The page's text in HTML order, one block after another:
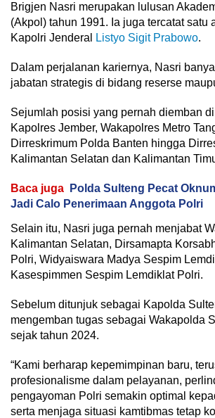
Brigjen Nasri merupakan lulusan
(Akpol) tahun 1991. Ia juga tercatat satu
Kapolri Jenderal
Listyo Sigit Prabowo.
Dalam perjalanan kariernya, Nasri
jabatan strategis di bidang reserse
Sejumlah posisi yang pernah diemban
Kapolres Jember, Wakapolres Metro
Dirreskrimum Polda Banten hingga
Kalimantan Selatan dan Kalimantan
Baca juga
Polda Sulteng Pecat
Jadi Calo Penerimaan Anggota Polri
Selain itu, Nasri juga pernah menjabat
Kalimantan Selatan, Dirsamapta
Polri, Widyaiswara Madya Sespim
Kasespimmen Sespim Lemdiklat Polri.
Sebelum ditunjuk sebagai Kapolda
mengemban tugas sebagai Wakapolda
sejak tahun 2024.
“Kami berharap kepemimpinan baru,
profesionalisme dalam pelayanan,
pengayoman Polri semakin optimal
serta menjaga situasi kamtibmas tetap